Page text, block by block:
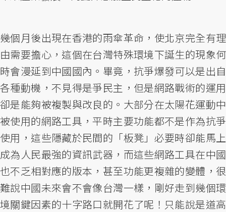
幾個月後出現在香港的雨傘革命，使北京完全有理
由需要擔心，這個在台灣特殊環境下誕生的現象何
時會漫延到中國國內。畢竟，抗爭爆發可以是出自
各種動機，不見得是爭民主，但是網路戰術的運用
卻是能夠被複製與改良的。大部分在太陽花運動中
被使用的網路工具，平時主要功能都不是作為抗爭
使用，這些隱藏於民間的「板凳」必要時卻能馬上
成為人民最強的資訊武器，而這些網路工具在中國
也不乏相對應的版本，甚至功能更複雜的變體，很
難說中國未來會不會像台灣一樣，剛好走到幾個環
境關鍵因素的十字路口就開花了呢！只能說是道高